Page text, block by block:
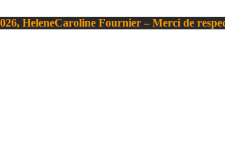
HeleneCaroline Fournier – Merci de